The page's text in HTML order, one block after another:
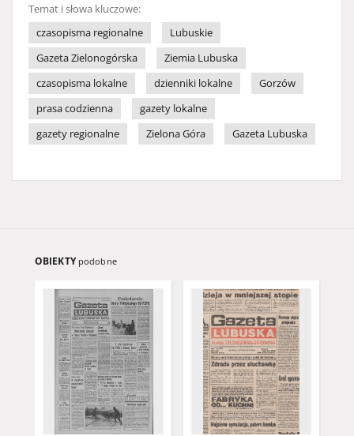
Temat i słowa kluczowe:
czasopisma regionalne
Lubuskie
Gazeta Zielonogórska
Ziemia Lubuska
czasopisma lokalne
dzienniki lokalne
Gorzów
prasa codzienna
gazety lokalne
gazety regionalne
Zielona Góra Gazeta Lubuska
OBIEKTY podobne